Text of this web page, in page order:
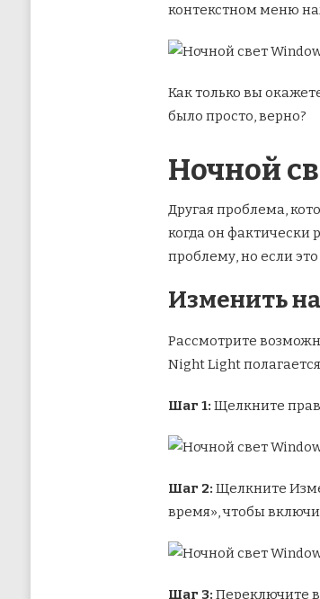
контекстном меню
Как только вы
было просто, верно?
Ночной
Другая проблема,
когда он фактически
проблему, но если
Изменить
Рассмотрите
Night Light
Шаг 1: Щелкните
Шаг 2: Щелкните
время», чтобы
Шаг 3: Переключите